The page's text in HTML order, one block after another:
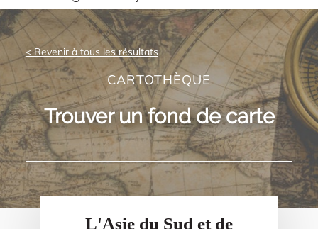
< Revenir à tous les résultats
CARTOTHÈQUE
Trouver un fond de carte
L'Asie du Sud et de